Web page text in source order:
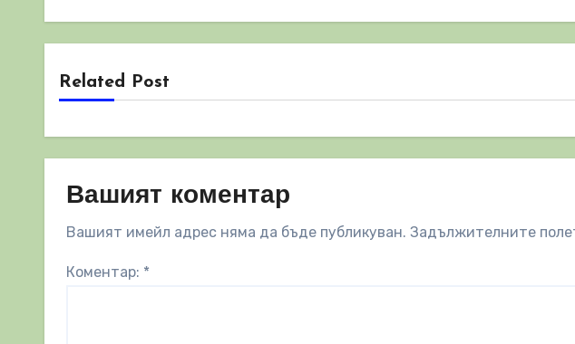
Related Post
Вашият коментар
Вашият имейл адрес няма да бъде публикуван. Задължителните
Коментар: *